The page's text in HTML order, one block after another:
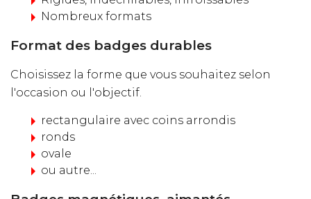
Nombreux formats
Format des badges durables
Choisissez la forme que vous souhaitez selon
l'occasion ou l'objectif.
rectangulaire avec coins arrondis
ronds
ovale
ou autre...